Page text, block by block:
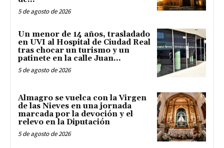
5 de agosto de 2026
Un menor de 14 años, trasladado
en UVI al Hospital de Ciudad Real
tras chocar un turismo y un
patinete en la calle Juan...
5 de agosto de 2026
Almagro se vuelca con la Virgen
de las Nieves en una jornada
marcada por la devoción y el
relevo en la Diputación
5 de agosto de 2026